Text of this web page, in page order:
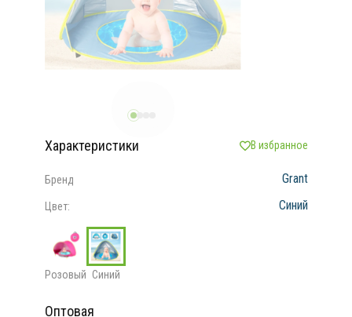
Характеристики В избранное
Бренд Grant
Цвет: Синий
Розовый Синий
Оптовая